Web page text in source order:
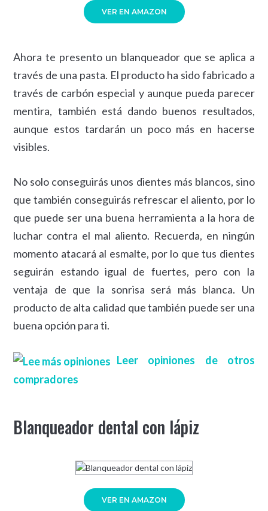
VER EN AMAZON
Ahora te presento un blanqueador que se aplica a
través de una pasta. El producto ha sido fabricado a
través de carbón especial y aunque pueda parecer
mentira, también está dando buenos resultados,
aunque estos tardarán un poco más en hacerse
visibles.
No solo conseguirás unos dientes más blancos, sino
que también conseguirás refrescar el aliento, por lo
que puede ser una buena herramienta a la hora de
luchar contra el mal aliento. Recuerda, en ningún
momento atacará al esmalte, por lo que tus dientes
seguirán estando igual de fuertes, pero con la
ventaja de que la sonrisa será más blanca. Un
producto de alta calidad que también puede ser una
buena opción para ti.
Leer opiniones de otros
compradores
Blanqueador dental con lápiz
VER EN AMAZON